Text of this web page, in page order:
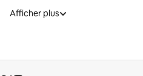
Afficher plus